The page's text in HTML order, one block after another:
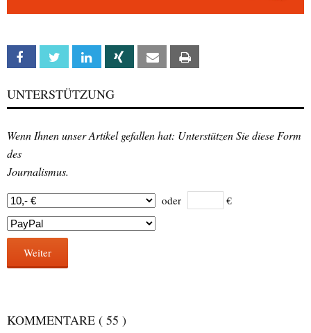
Facebook Twitter Linkedin Xing Email
UNTERSTÜTZUNG
Wenn Ihnen unser Artikel gefallen hat: Unterstützen Sie diese Form
des
Journalismus.
oder €
Weiter
KOMMENTARE ( 55 )